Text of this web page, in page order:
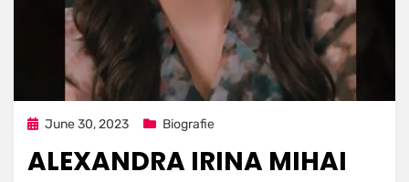
Posted
June 30, 2023 Biografie
ALEXANDRA IRINA MIHAI